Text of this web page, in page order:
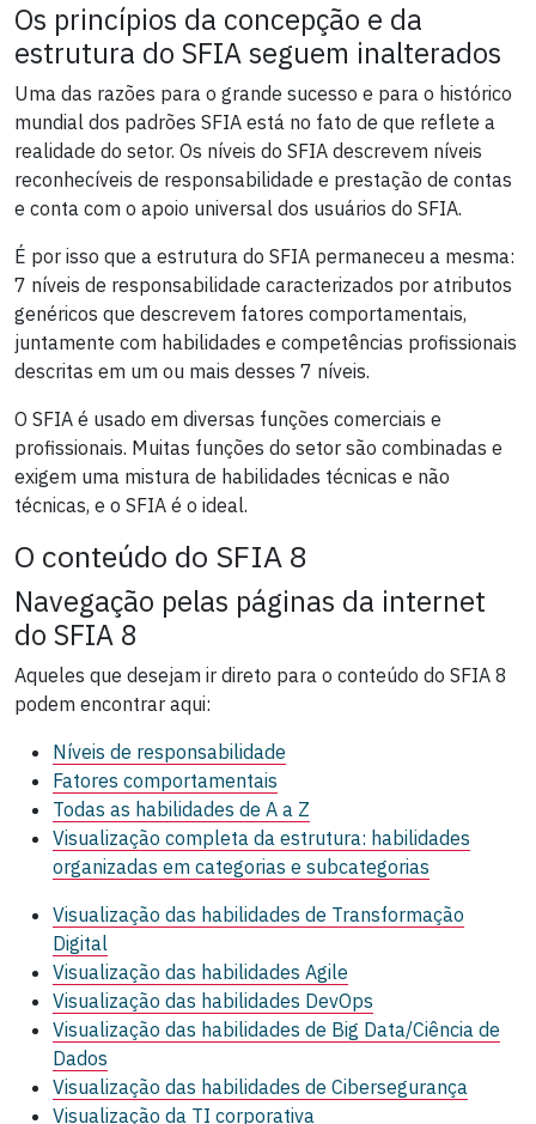
Os princípios da concepção e da
estrutura do SFIA seguem inalterados
Uma das razões para o grande sucesso e para o histórico
mundial dos padrões SFIA está no fato de que reflete a
realidade do setor. Os níveis do SFIA descrevem níveis
reconhecíveis de responsabilidade e prestação de contas
e conta com o apoio universal dos usuários do SFIA.
É por isso que a estrutura do SFIA permaneceu a mesma:
7 níveis de responsabilidade caracterizados por atributos
genéricos que descrevem fatores comportamentais,
juntamente com habilidades e competências profissionais
descritas em um ou mais desses 7 níveis.
O SFIA é usado em diversas funções comerciais e
profissionais. Muitas funções do setor são combinadas e
exigem uma mistura de habilidades técnicas e não
técnicas, e o SFIA é o ideal.
O conteúdo do SFIA 8
Navegação pelas páginas da internet
do SFIA 8
Aqueles que desejam ir direto para o conteúdo do SFIA 8
podem encontrar aqui:
Níveis de responsabilidade
Fatores comportamentais
Todas as habilidades de A a Z
Visualização completa da estrutura: habilidades
organizadas em categorias e subcategorias
Visualização das habilidades de Transformação
Digital
Visualização das habilidades Agile
Visualização das habilidades DevOps
Visualização das habilidades de Big Data/Ciência de
Dados
Visualização das habilidades de Cibersegurança
Visualização da TI corporativa